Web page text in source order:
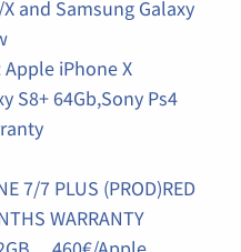
and Samsung Galaxy
iPhone X
S8+ 64Gb,Sony Ps4
7/7 PLUS (PROD)RED
WARRANTY